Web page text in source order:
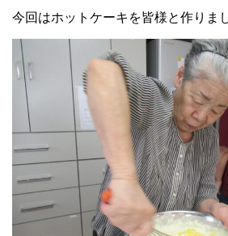
今回はホットケーキを皆様と作りま